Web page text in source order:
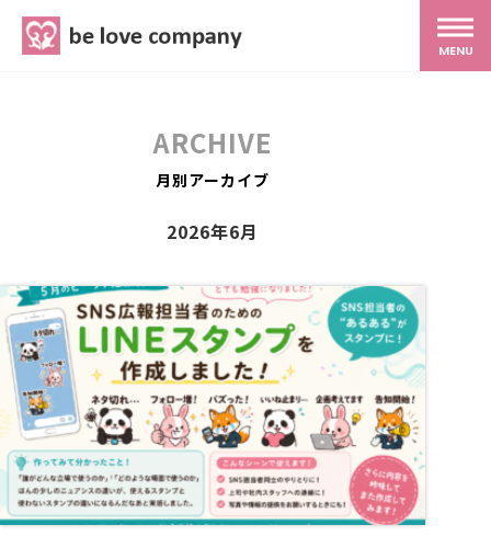
MENU
MG研修
スタッフ紹介
最新ブログ
ARCHIVE
月別アーカイブ
2026年6月